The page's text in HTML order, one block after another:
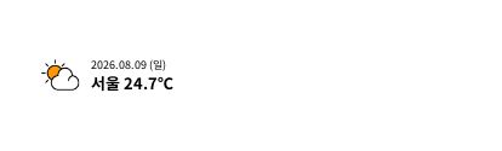
2026.08.09 (일)
서울 24.7℃
14시간 전 > [속보]뉴욕증시 상승 마감…S&P 0.6% 나스닥 1.3%↑